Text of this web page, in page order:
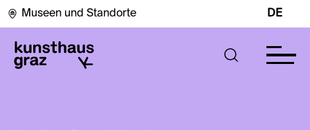
Museen und Standorte DE